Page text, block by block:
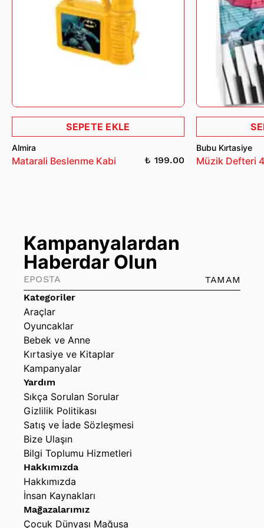
Figürler genellikle standart boyutlarda gelir, ancak bazı
karakterlerin silahları ve aksesuarları boyutu biraz
değiştirebilir.
Figür Boyut: 15 cm.
SEPETE EKLE
Almira
Matarali Beslenme Kabi ₺ 199.00
Bubu Kırtasiye
Müzik Defteri
Kategoriler
Araçlar
Oyuncaklar
Bebek ve Anne
Kırtasiye ve Kitaplar
Kampanyalar
Yardım
Sıkça Sorulan Sorular
Gizlilik Politikası
Satış ve İade Sözleşmesi
Bize Ulaşın
Bilgi Toplumu Hizmetleri
Hakkımızda
Hakkımızda
İnsan Kaynakları
Mağazalarımız
Çocuk Dünyası Mağusa
Kampanyalardan
Haberdar Olun
TAMAM